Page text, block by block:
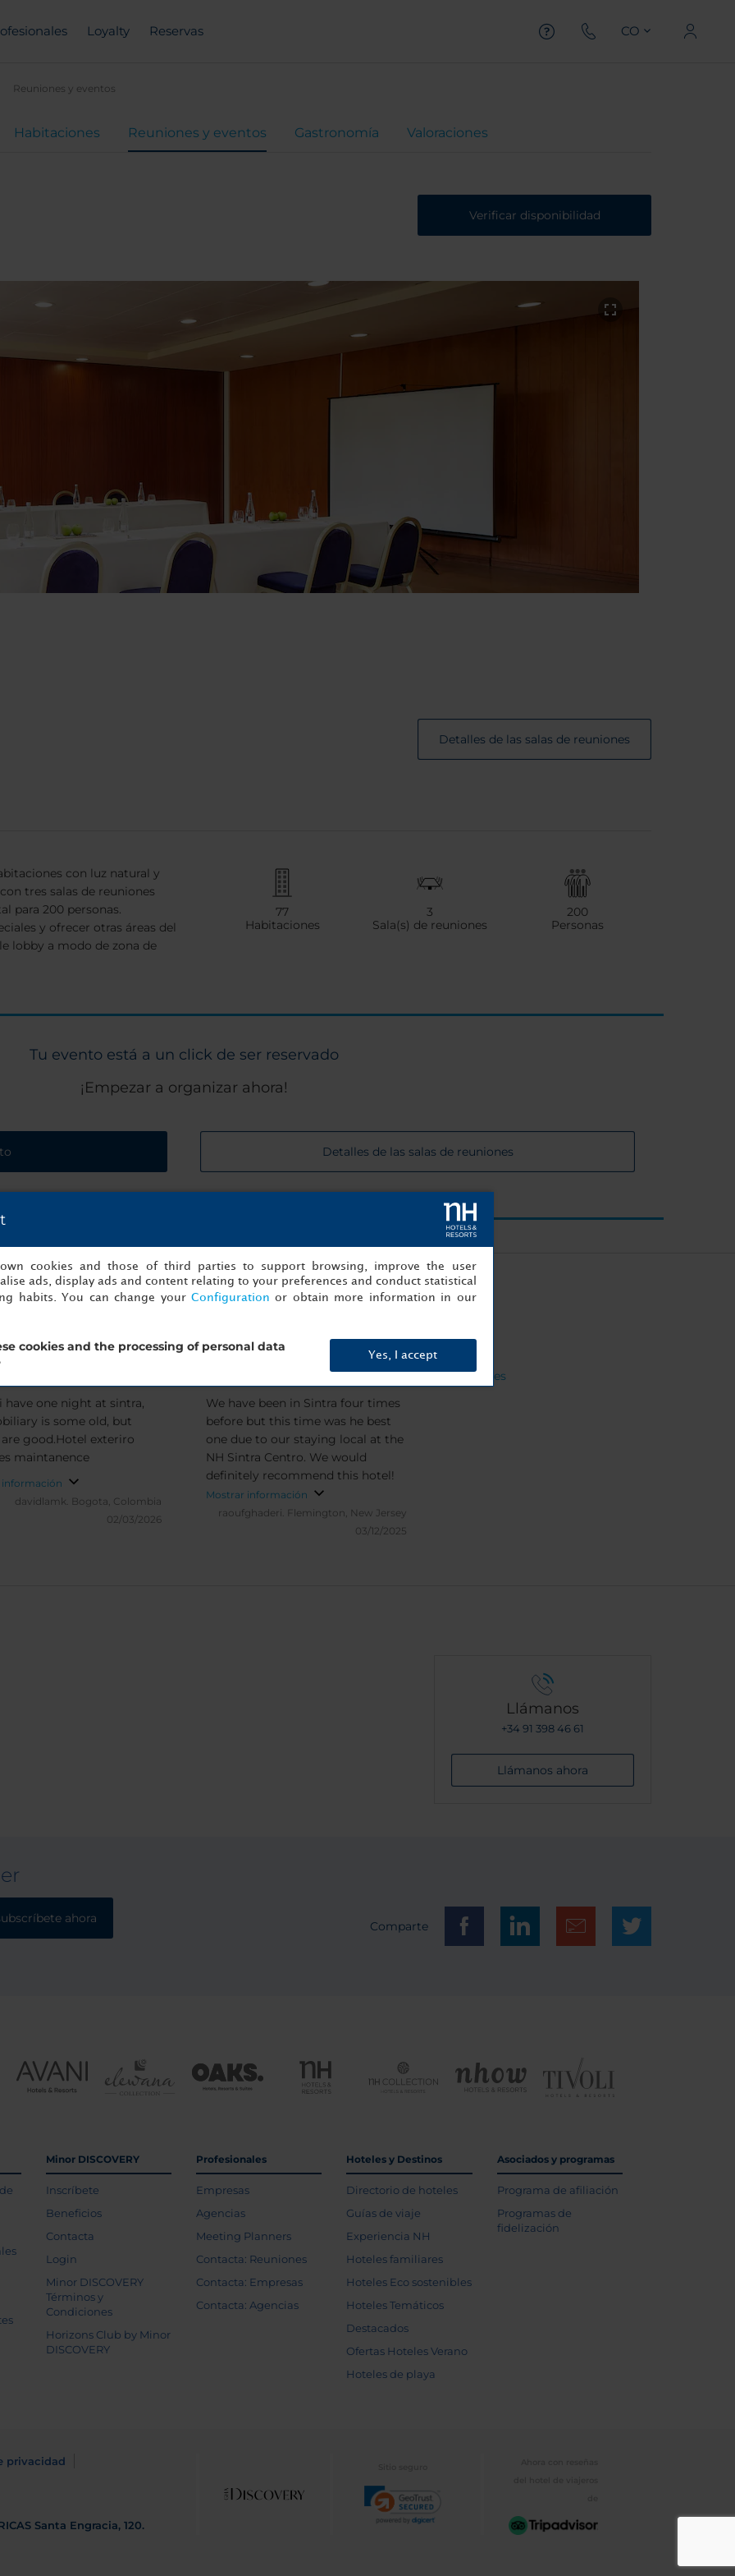
Loyalty Reservas CO
Reuniones y eventos
Habitaciones Reuniones y eventos Gastronomía Valoraciones
Verificar disponibilidad
Detalles de las salas de reuniones
con luz natural y
tres salas de reuniones
para 200 personas.
y ofrecer otras áreas del
lobby a modo de zona de
77
Habitaciones
3
Sala(s) de reuniones
200
Personas
Tu evento está a un click de ser reservado
¡Empezar a organizar ahora!
Detalles de las salas de reuniones
at Sintra
have one night at sintra,
is some old, but
good.Hotel exteriro
maintanence
información
davidlamk. Bogota, Colombia
02/03/2026
We have been in Sintra four times
before but this time was he best
one due to our staying local at the
NH Sintra Centro. We would
definitely recommend this hotel!
Mostrar información
raoufghaderi.
Flemington, New Jersey
03/12/2025
opiniones
Llámanos
+34 91 398 46 61
Llámanos ahora
ahora
Comparte
Minor DISCOVERY
Inscríbete
Beneficios
Contacta
Login
Minor DISCOVERY
Términos y
Condiciones
Horizons Club by Minor
DISCOVERY
Profesionales
Empresas
Agencias
Meeting Planners
Contacta: Reuniones
Contacta: Empresas
Contacta: Agencias
Hoteles y Destinos
Directorio de hoteles
Guías de viaje
Experiencia NH
Hoteles familiares
Hoteles Eco sostenibles
Hoteles Temáticos
Destacados
Ofertas Hoteles Verano
Hoteles de playa
Asociados y programas
Programa de afiliación
Programas de
fidelización
privacidad
Santa Engracia, 120.
cookies and those of third parties to support browsing, improve the user
ads, display ads and content relating to your preferences and conduct statistical
habits. You can change your Configuration or obtain more information in our
cookies and the processing of personal data
Yes, I accept